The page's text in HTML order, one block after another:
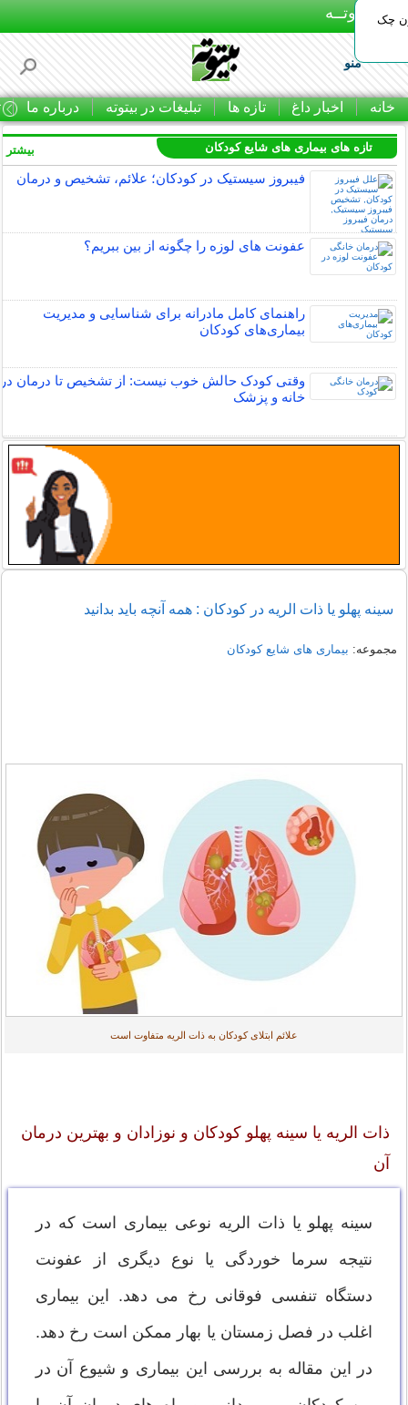
بـیتوتــه
منو
خانه اخبار داغ تازه ها تبلیغات در بیتوته درباره ما
چک
تازه های بیماری های شایع کودکان
فیبروز سیستیک در کودکان؛ علائم، تشخیص و درمان
عفونت های لوزه را چگونه از بین ببریم؟
راهنمای کامل مادرانه برای شناسایی و مدیریت
بیماری‌های کودکان
وقتی کودک حالش خوب نیست: از تشخیص تا درمان در
خانه و پزشک
بیشتر
سینه پهلو یا ذات الریه در کودکان : همه آنچه باید بدانید
مجموعه: بیماری های شایع کودکان
علائم ابتلای کودکان به ذات الریه متفاوت است
ذات الریه یا سینه پهلو کودکان و نوزادان و بهترین درمان
آن
سینه پهلو یا ذات الریه نوعی بیماری است که در
نتیجه سرما خوردگی یا نوع دیگری از عفونت
دستگاه تنفسی فوقانی رخ می دهد. این بیماری
اغلب در فصل زمستان یا بهار ممکن است رخ دهد.
در این مقاله به بررسی این بیماری و شیوع آن در